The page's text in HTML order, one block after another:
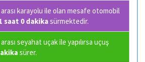
karayolu ile olan mesafe otomobil
saat 0 dakikasürmektedir.
seyahat uçak ile yapılırsa uçuş
sürer.